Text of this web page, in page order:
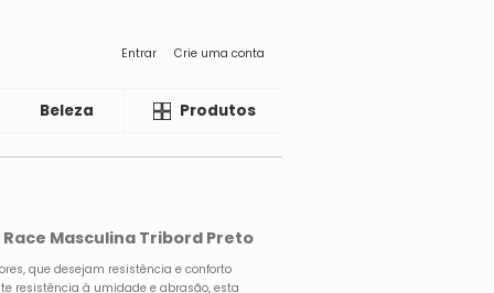
Entrar Crie uma conta
Beleza LiquidaProdutos
Masculina Tribord Preto
que desejam resistência e conforto
resistência à umidade e abrasão, esta